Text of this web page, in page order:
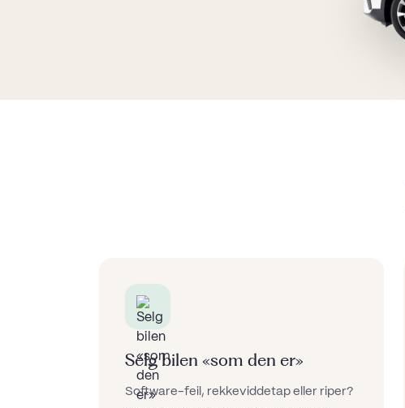
Selg bilen «som den er»
Software-feil, rekkeviddetap eller riper?